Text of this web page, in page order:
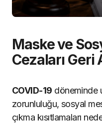
Maske ve
Cezaları Geri
COVID-19 döneminde
zorunluluğu, sosyal
çıkma kısıtlamaları